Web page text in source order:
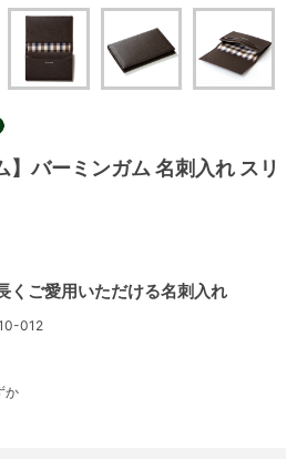
】バーミンガム 名刺入れ スリ
くご愛用いただける名刺入れ
012
か